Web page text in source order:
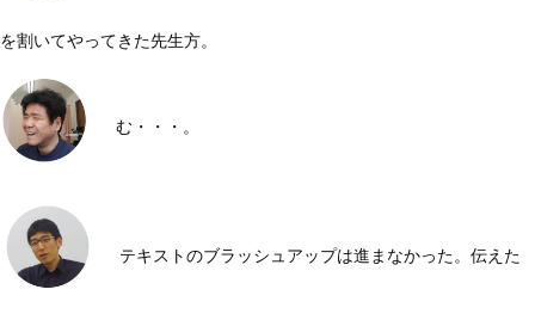
を割いてやってきた先生方。
む・・・。
テキストのブラッシュアップは進まなかった。伝えた